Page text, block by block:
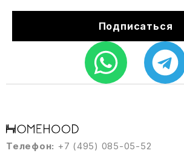
Телефон: +7 (495) 085-05-52
Подписаться